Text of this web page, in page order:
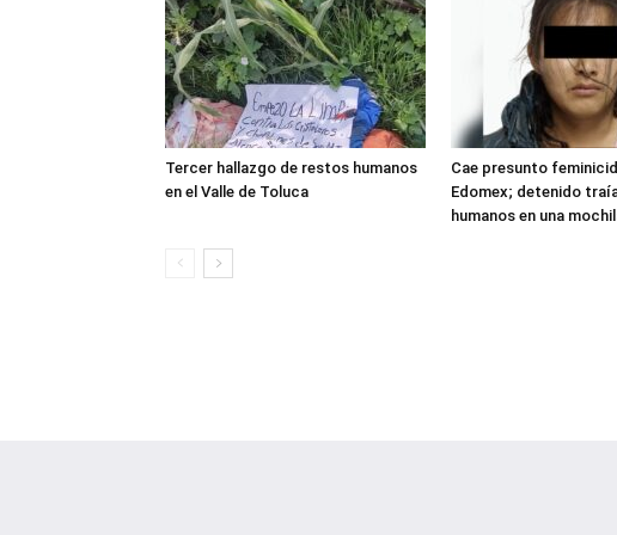
Tercer hallazgo de restos humanos
en el Valle de Toluca
Cae presunto
Edomex; detenido
humanos en una